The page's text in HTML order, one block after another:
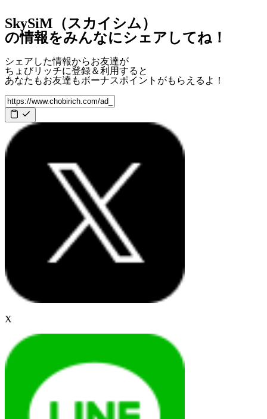
SkySiM（スカイシム）
の情報をみんなにシェアしてね！
シェアした情報からお友達が
ちょびリッチに登録＆利用すると
あなたもお友達もボーナスポイント がもらえるよ！
X